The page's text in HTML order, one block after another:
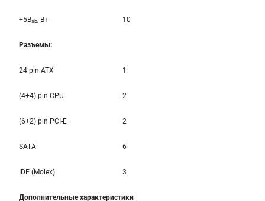
+5Bsb, Вт 10
Разъемы:
24 pin ATX 1
(4+4) pin CPU 2
(6+2) pin PCI-E 2
SATA 6
IDE (Molex) 3
Дополнительные характеристики